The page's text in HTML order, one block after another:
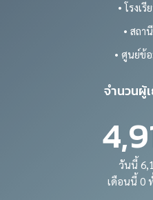
• โรงเ
• สถา
• ศูนย์ข้
จำนวนผู้
วันนี้
เดือนนี้ 0